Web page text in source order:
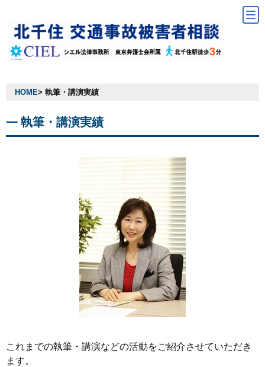
HOME> 執筆・講演実績
執筆・講演実績
これまでの執筆・講演などの活動をご紹介させていただき
ます。